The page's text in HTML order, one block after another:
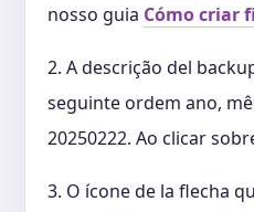
nosso guia Cómo criar
2. A descrição del
seguinte ordem ano,
20250222. Ao clicar
3. O ícone de la flecha